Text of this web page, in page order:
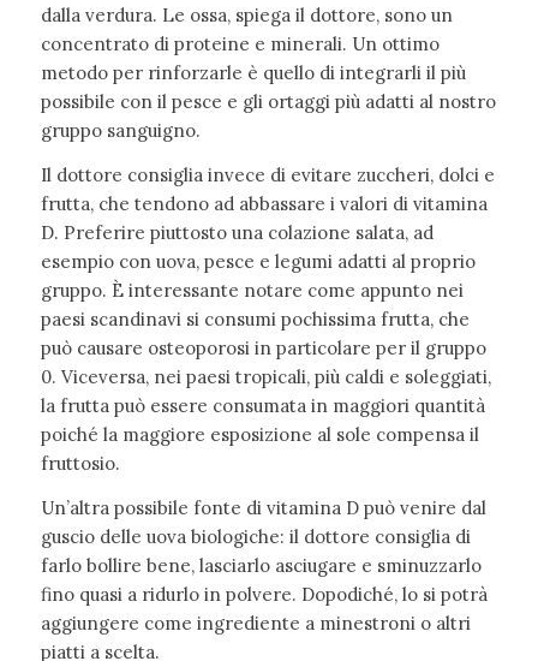
dalla verdura. Le ossa, spiega il dottore, sono un
concentrato di proteine e minerali. Un ottimo
metodo per rinforzarle è quello di integrarli il più
possibile con il pesce e gli ortaggi più adatti al nostro
gruppo sanguigno.
Il dottore consiglia invece di evitare zuccheri, dolci e
frutta, che tendono ad abbassare i valori di vitamina
D. Preferire piuttosto una colazione salata, ad
esempio con uova, pesce e legumi adatti al proprio
gruppo. È interessante notare come appunto nei
paesi scandinavi si consumi pochissima frutta, che
può causare osteoporosi in particolare per il gruppo
0. Viceversa, nei paesi tropicali, più caldi e soleggiati,
la frutta può essere consumata in maggiori quantità
poiché la maggiore esposizione al sole compensa il
fruttosio.
Un’altra possibile fonte di vitamina D può venire dal
guscio delle uova biologiche: il dottore consiglia di
farlo bollire bene, lasciarlo asciugare e sminuzzarlo
fino quasi a ridurlo in polvere. Dopodiché, lo si potrà
aggiungere come ingrediente a minestroni o altri
piatti a scelta.